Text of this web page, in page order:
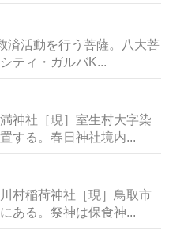
済活動を行う菩薩。八大菩
ティ・ガルバK...
神社［現］室生村大字染
する。春日神社境内...
村稲荷神社［現］鳥取市
ある。祭神は保食神...